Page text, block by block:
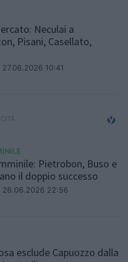
Neculai a
Pisani, Casellato,
27.06.2026 10:41
Pietrobon, Buso e
il doppio successo
26.06.2026 22:56
esclude Capuozzo dalla